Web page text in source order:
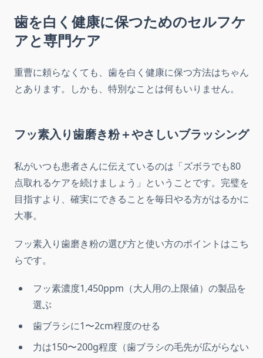
歯を白く健康に保つためのセルフケ
アと専門ケア
重曹に頼らなくても、歯を白く健康に保つ方法はちゃん
とあります。しかも、特別なことは何もいりません。
フッ素入り歯磨き粉＋やさしいブラッシング
私がいつも患者さんに伝えているのは「ズボラでも80
点取れるケアを続けましょう」ということです。完璧を
目指すより、確実にできることを毎日やる方がはるかに
大事。
フッ素入り歯磨き粉の選び方と使い方のポイントはこち
らです。
フッ素濃度1,450ppm（大人用の上限値）の製品を
選ぶ
歯ブラシに1〜2cm程度のせる
力は150〜200g程度（歯ブラシの毛先が広がらない